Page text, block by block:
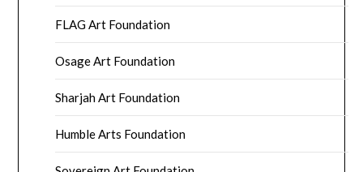
FLAG Art Foundation
Osage Art Foundation
Sharjah Art Foundation
Humble Arts Foundation